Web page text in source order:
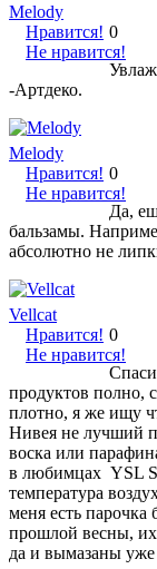
Melody
Нравится!
Не нравится!
0
-Артдеко.
Melody
Нравится!
Не нравится!
0
Да,
бальзамы.
абсолютно не
Vellcat
Нравится!
Не нравится!
0
продуктов полно,
плотно, я же ищу
Нивея не лучший
воска или
в любимцах YSL
температура
меня есть
прошлой весны, их
да и вымазаны уже